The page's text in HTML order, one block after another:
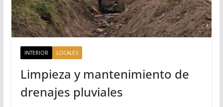
INTERIOR LOCALES
Limpieza y mantenimiento de
drenajes pluviales